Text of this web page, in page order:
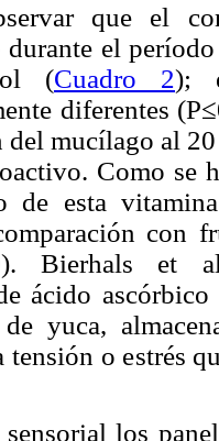
que el
durante el
(Cuadro 2);
diferentes
del mucílago al
Como se
de esta
con
Bierhals et
ácido
yuca,
tensión o estrés
los